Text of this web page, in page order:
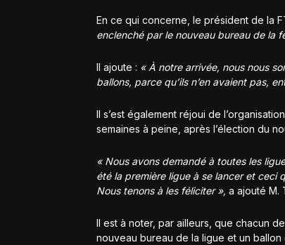
En ce qui concerne, le président de la
enclenché par le nouveau bureau de la
Il ajoute : « À notre arrivée, nous nous
ballons, parce qu’ils n’en avaient pas,
Il s’est également réjoui de
semaines à peine, après l’élection du
« Nous avons demandé à toutes les
été la première ligue à se lancer et ceci
Nous tenons à les féliciter », a ajouté M.
Il est à noter, par ailleurs, que chacun
nouveau bureau de la ligue et un